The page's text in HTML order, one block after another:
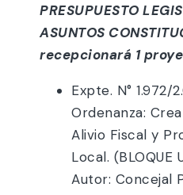
PRESUPUESTO
ASUNTOS
recepcionará 1
Expte. N°
Ordenanza:
Alivio Fiscal y
Local. (BLOQUE
Autor: Concejal